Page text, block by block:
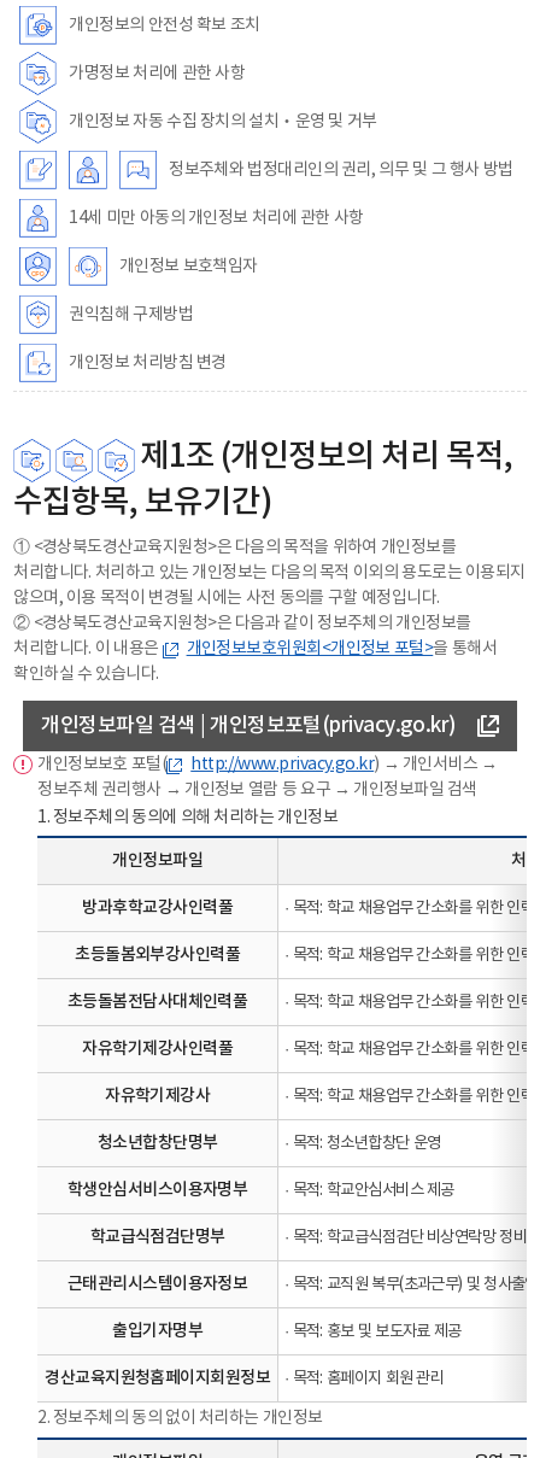
개인정보의 안전성 확보 조치
가명정보 처리에 관한 사항
개인정보 자동 수집 장치의 설치‧운영 및 거부
정보주체와 법정대리인의 권리, 의무 및 그 행사 방법
14세 미만 아동의 개인정보 처리에 관한 사항
개인정보 보호책임자
권익침해 구제방법
개인정보 처리방침 변경
제1조 (개인정보의 처리 목적,
수집항목, 보유기간)
① <경상북도경산교육지원청>은 다음의 목적을 위하여 개인정보를
처리합니다. 처리하고 있는 개인정보는 다음의 목적 이외의 용도로는 이용되지
않으며, 이용 목적이 변경될 시에는 사전 동의를 구할 예정입니다.
② <경상북도경산교육지원청>은 다음과 같이 정보주체의 개인정보를
처리합니다. 이 내용은
개인정보보호위원회<개인정보 포털>을 통해서
확인하실 수 있습니다.
개인정보파일 검색 | 개인정보포털(privacy.go.kr)
개인정보보호 포털( http://www.privacy.go.kr) → 개인서비스 →
정보주체 권리행사 → 개인정보 열람 등 요구 → 개인정보파일 검색
1. 정보주체의 동의에 의해 처리하는 개인정보
개인정보파일 처
방과후학교강사인력풀 · 목적: 학교 채용업무 간소화를 위한 인력
초등돌봄외부강사인력풀 · 목적: 학교 채용업무 간소화를 위한 인력
초등돌봄전담사대체인력풀 · 목적: 학교 채용업무 간소화를 위한 인력
자유학기제강사인력풀 · 목적: 학교 채용업무 간소화를 위한 인력
자유학기제강사 · 목적: 학교 채용업무 간소화를 위한 인력
청소년합창단명부 · 목적: 청소년합창단 운영
학생안심서비스이용자명부 · 목적: 학교안심서비스 제공
학교급식점검단명부 · 목적: 학교급식점검단 비상연락망 정비
근태관리시스템이용자정보 · 목적: 교직원 복무(초과근무) 및 청사출
출입기자명부 · 목적: 홍보 및 보도자료 제공
경산교육지원청홈페이지회원정보 · 목적: 홈페이지 회원 관리
2. 정보주체의 동의 없이 처리하는 개인정보